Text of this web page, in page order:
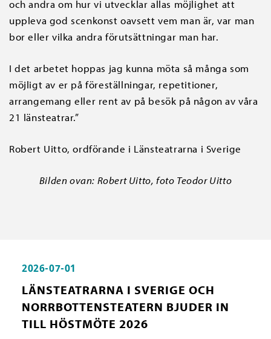
och andra om hur vi utvecklar allas möjlighet att
uppleva god scenkonst oavsett vem man är, var man
bor eller vilka andra förutsättningar man har.
I det arbetet hoppas jag kunna möta så många som
möjligt av er på föreställningar, repetitioner,
arrangemang eller rent av på besök på någon av våra
21 länsteatrar.”
Robert Uitto, ordförande i Länsteatrarna i Sverige
Bilden ovan: Robert Uitto, foto Teodor Uitto
2026-07-01
LÄNSTEATRARNA I SVERIGE OCH
NORRBOTTENSTEATERN BJUDER IN
TILL HÖSTMÖTE 2026